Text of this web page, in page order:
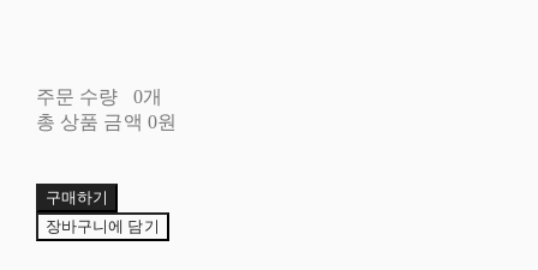
주문 수량
0개
총 상품 금액 0원
구매하기
장바구니에 담기